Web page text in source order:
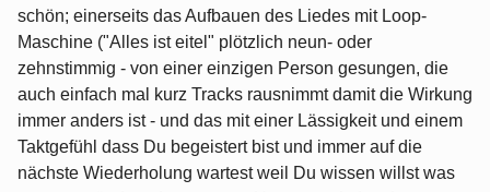
schön; einerseits das Aufbauen des Liedes mit Loop-
Maschine ("Alles ist eitel" plötzlich neun- oder
zehnstimmig - von einer einzigen Person gesungen, die
auch einfach mal kurz Tracks rausnimmt damit die Wirkung
immer anders ist - und das mit einer Lässigkeit und einem
Taktgefühl dass Du begeistert bist und immer auf die
nächste Wiederholung wartest weil Du wissen willst was